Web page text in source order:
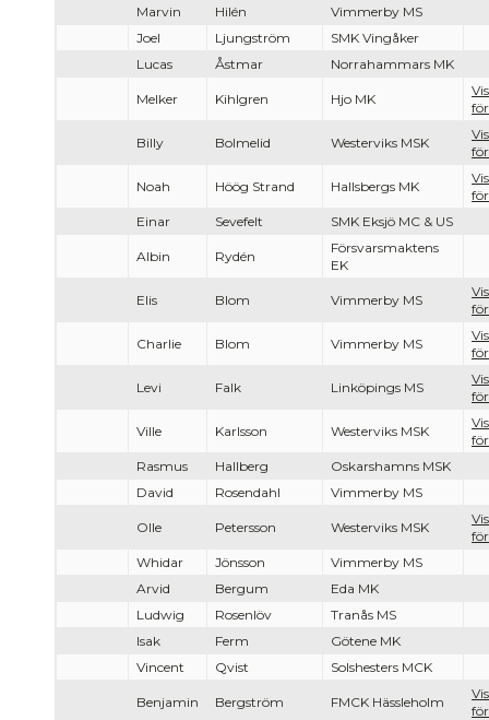
Marvin
Hilén
Vimmerby MS
Joel
Ljungström
SMK Vingåker
Lucas
Åstmar Norrahammars MK
Melker Kihlgren Hjo MK
Billy Bolmelid Westerviks MSK
Noah Höög Strand Hallsbergs MK
Einar
Sevefelt SMK Eksjö MC & US
Albin Rydén
Försvarsmaktens
EK
Elis Blom Vimmerby MS
Charlie Blom Vimmerby MS
Levi Falk Linköpings MS
Ville Karlsson Westerviks MSK
Rasmus
Hallberg
Oskarshamns MSK
David
Rosendahl Vimmerby MS
Olle Petersson Westerviks MSK
Whidar
Jönsson
Vimmerby MS
Arvid
Bergum
Eda MK
Ludwig
Rosenlöv
Tranås MS
Isak
Ferm
Götene MK
Vincent
Qvist Solshesters MCK
Benjamin Bergström FMCK Hässleholm